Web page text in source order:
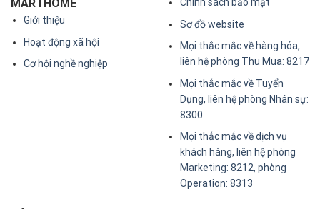
MARTHOME
Giới thiệu
Hoạt động xã hội
Cơ hội nghề nghiệp
Chính sách bảo mật
Sơ đồ website
Mọi thắc mắc về hàng hóa,
liên hệ phòng Thu Mua: 8217
Mọi thắc mắc về Tuyển
Dụng, liên hệ phòng Nhân sự:
8300
Mọi thắc mắc về dịch vụ
khách hàng, liên hệ phòng
Marketing: 8212, phòng
Operation: 8313